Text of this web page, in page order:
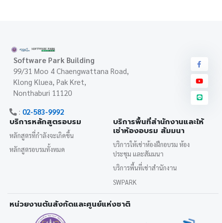
Software Park Building
99/31 Moo 4 Chaengwattana Road,
Klong Kluea, Pak Kret,
Nonthaburi 11120
: 02-583-9992
บริการหลักสูตรอบรม
หลักสูตรที่กำลังจะเกิดขึ้น
หลักสูตรอบรมทั้งหมด
บริการพื้นที่สำนักงานและให้
เช่าห้องอบรม สัมมนา
บริการให้เช่าห้องฝึกอบรม ห้อง
ประชุม และสัมมนา
บริการพื้นที่เช่าสำนักงาน
SWPARK
หน่วยงานต้นสังกัดและศูนย์แห่งชาติ